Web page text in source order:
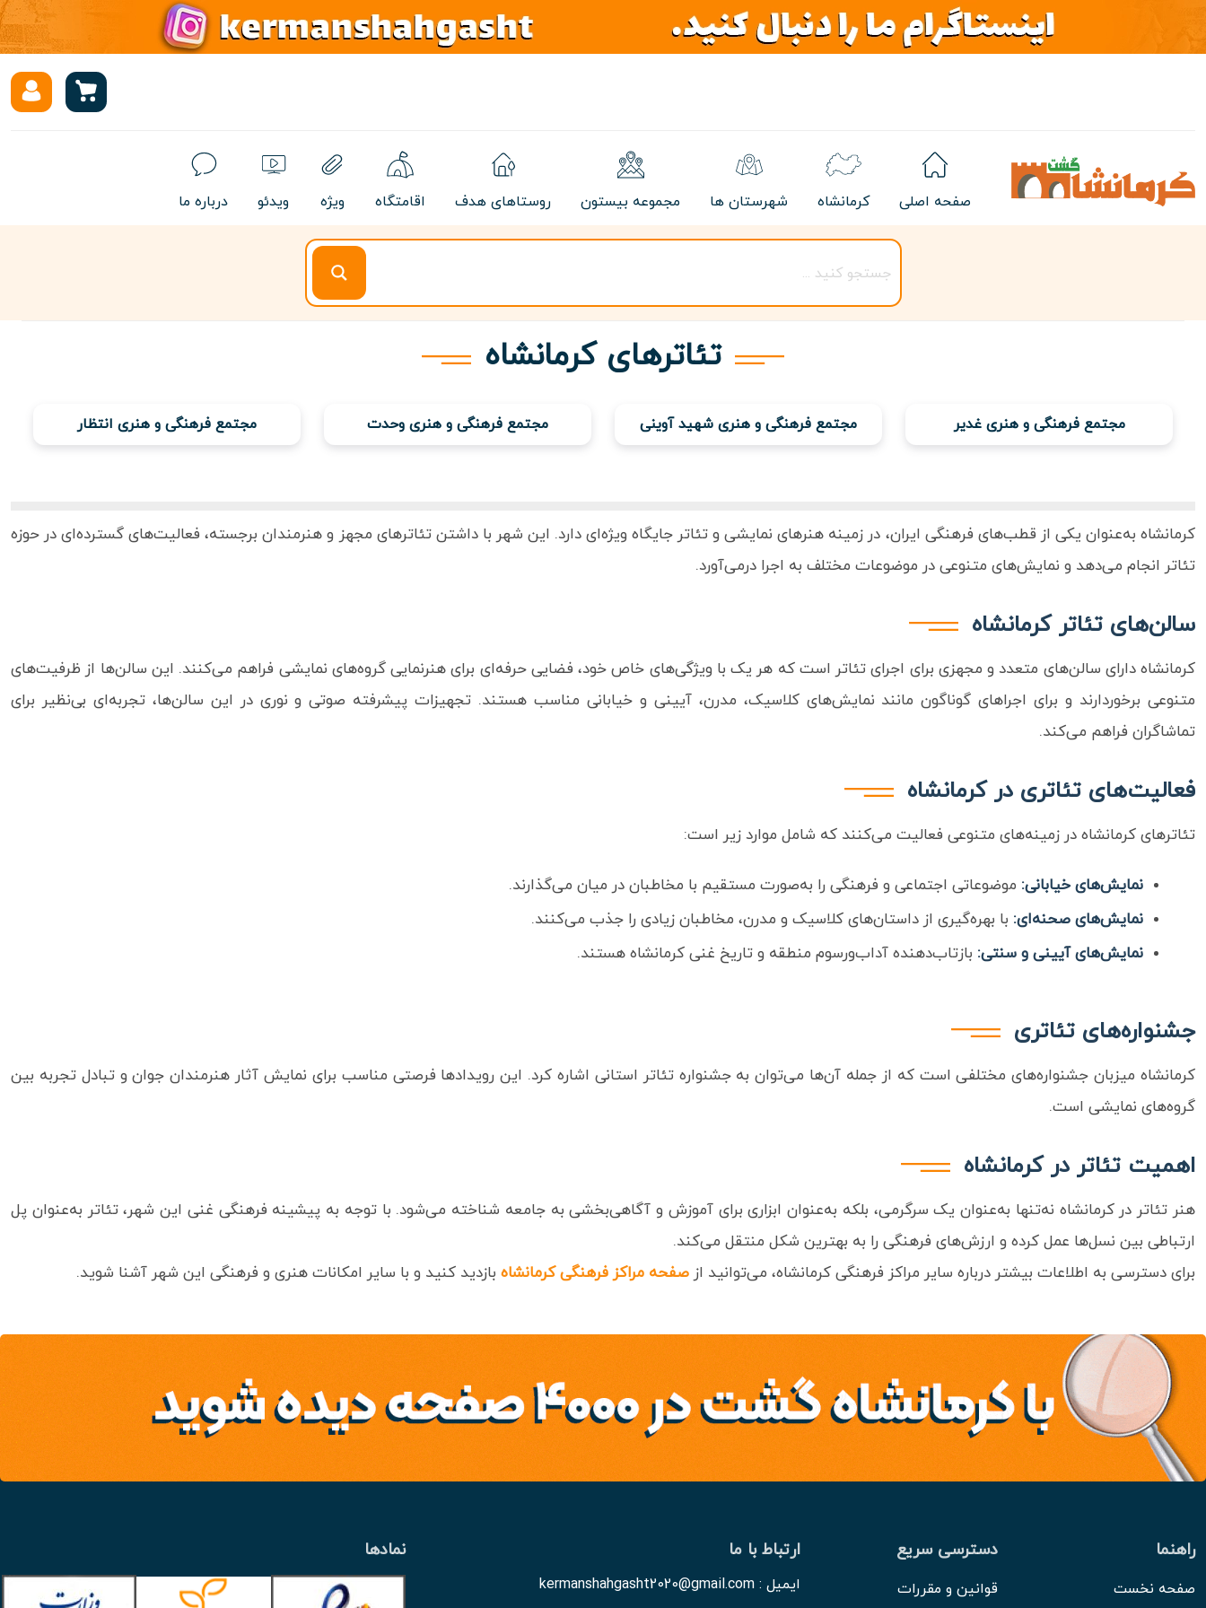
صفحه اصلی کرمانشاه شهرستان ها مجموعه بیستون روستاهای هدف اقامتگاه ویژه ویدئو درباره ما
تئاترهای کرمانشاه
مجتمع فرهنگی و هنری غدیر مجتمع فرهنگی و هنری شهید آوینی مجتمع فرهنگی و هنری وحدت مجتمع فرهنگی و هنری انتظار
کرمانشاه به‌عنوان یکی از قطب‌های فرهنگی ایران، در زمینه هنرهای نمایشی و تئاتر جایگاه ویژه‌ای دارد. این شهر با داشتن تئاترهای مجهز و هنرمندان برجسته، فعالیت‌های گسترده‌ای در حوزه
تئاتر انجام می‌دهد و نمایش‌های متنوعی در موضوعات مختلف به اجرا درمی‌آورد.
سالن‌های تئاتر کرمانشاه
کرمانشاه دارای سالن‌های متعدد و مجهزی برای اجرای تئاتر است که هر یک با ویژگی‌های خاص خود، فضایی حرفه‌ای برای هنرنمایی گروه‌های نمایشی فراهم می‌کنند. این سالن‌ها از ظرفیت‌های
متنوعی برخوردارند و برای اجراهای گوناگون مانند نمایش‌های کلاسیک، مدرن، آیینی و خیابانی مناسب هستند. تجهیزات پیشرفته صوتی و نوری در این سالن‌ها، تجربه‌ای بی‌نظیر برای
تماشاگران فراهم می‌کند.
فعالیت‌های تئاتری در کرمانشاه
تئاترهای کرمانشاه در زمینه‌های متنوعی فعالیت می‌کنند که شامل موارد زیر است:
نمایش‌های خیابانی: موضوعاتی اجتماعی و فرهنگی را به‌صورت مستقیم با مخاطبان در میان می‌گذارند.
نمایش‌های صحنه‌ای: با بهره‌گیری از داستان‌های کلاسیک و مدرن، مخاطبان زیادی را جذب می‌کنند.
نمایش‌های آیینی و سنتی: بازتاب‌دهنده آداب‌ورسوم منطقه و تاریخ غنی کرمانشاه هستند.
جشنواره‌های تئاتری
کرمانشاه میزبان جشنواره‌های مختلفی است که از جمله آن‌ها می‌توان به جشنواره تئاتر استانی اشاره کرد. این رویدادها فرصتی مناسب برای نمایش آثار هنرمندان جوان و تبادل تجربه بین
گروه‌های نمایشی است.
اهمیت تئاتر در کرمانشاه
هنر تئاتر در کرمانشاه نه‌تنها به‌عنوان یک سرگرمی، بلکه به‌عنوان ابزاری برای آموزش و آگاهی‌بخشی به جامعه شناخته می‌شود. با توجه به پیشینه فرهنگی غنی این شهر، تئاتر به‌عنوان پل
ارتباطی بین نسل‌ها عمل کرده و ارزش‌های فرهنگی را به بهترین شکل منتقل می‌کند.
برای دسترسی به اطلاعات بیشتر درباره سایر مراکز فرهنگی کرمانشاه، می‌توانید از صفحه مراکز فرهنگی کرمانشاه بازدید کنید و با سایر امکانات هنری و فرهنگی این شهر آشنا شوید.
راهنما
صفحه نخست
دسترسی سریع
قوانین و مقررات
ارتباط با ما
ایمیل : kermanshahgasht2020@gmail.com
نمادها